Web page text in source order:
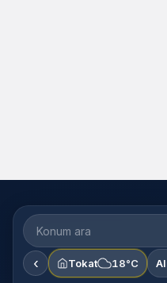
‹ Tokat 18°C